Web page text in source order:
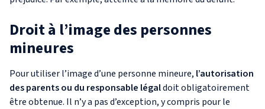
Droit à l’image des personnes
mineures
Pour utiliser l’image d’une personne mineure, l’autorisation
des parents ou du responsable légaldoit obligatoirement
être obtenue. Il n’y a pas d’exception, y compris pour le